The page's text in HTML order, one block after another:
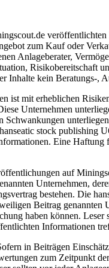
veröffentlichten
zum Kauf oder
Anlageberater,
Risikobereitschaft
Inhalte kein Beratungs-,
ist mit erheblichen
Unternehmen
stock
Eine Haftung
auf
Unternehmen,
bestehen. Die
Beitrag
haben können.
Informationen
in Beiträgen
zum Zeitpunkt